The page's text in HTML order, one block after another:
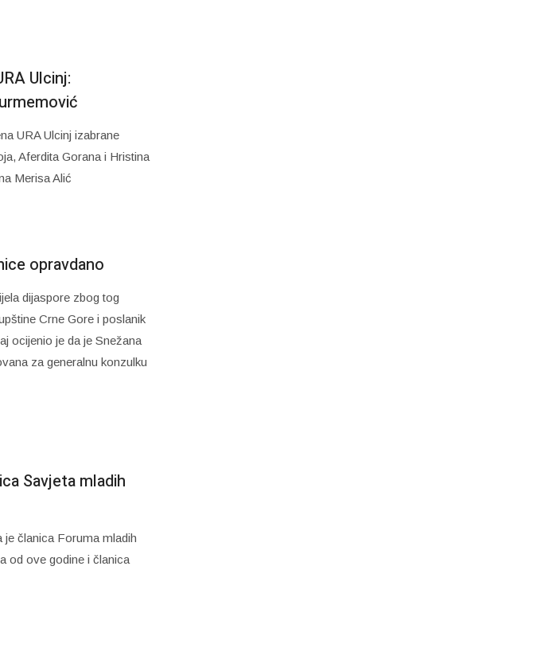
Ulcinj:
URA Ulcinj izabrane
Aferdita Gorana i Hristina
Merisa Alić
opravdano
dijaspore zbog tog
Crne Gore i poslanik
ocijenio je da je Snežana
za generalnu konzulku
Savjeta mladih
je članica Foruma mladih
od ove godine i članica